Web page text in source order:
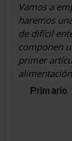
Vamos a
haremos
de difícil
componen
primer